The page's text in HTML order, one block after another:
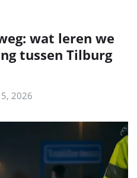
wat leren we
tussen Tilburg
2026